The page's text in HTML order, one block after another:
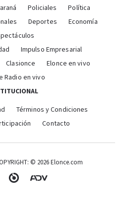
Policiales
Política
Deportes
Economía
Impulso Empresarial
Clasionce
Elonce en vivo
Radio en vivo
Términos y Condiciones
Contacto
© 2026 Elonce.com